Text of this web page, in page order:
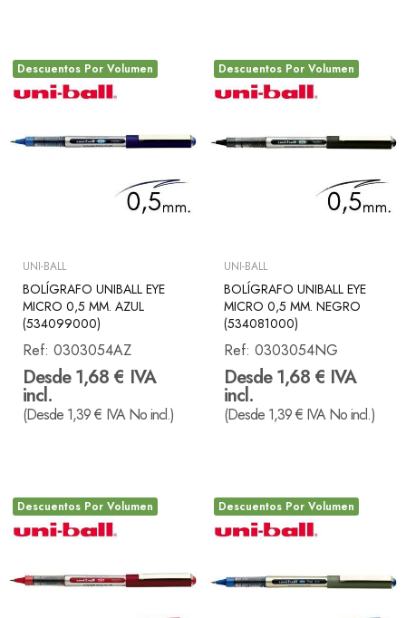
Descuentos Por Volumen
UNI-BALL
BOLÍGRAFO UNIBALL EYE
MICRO 0,5 MM. AZUL
(534099000)
Ref: 0303054AZ
Desde 1,68 € IVA
incl.
(Desde 1,39 € IVA No incl.)
Descuentos Por Volumen
UNI-BALL
BOLÍGRAFO UNIBALL EYE
MICRO 0,5 MM. NEGRO
(534081000)
Ref: 0303054NG
Desde 1,68 € IVA
incl.
(Desde 1,39 € IVA No incl.)
Descuentos Por Volumen Descuentos Por Volumen